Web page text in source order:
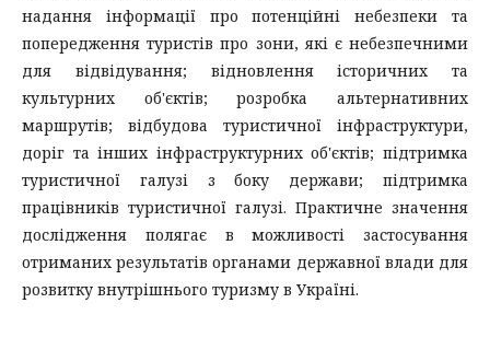
надання інформації про потенційні небезпеки та
попередження туристів про зони, які є небезпечними
для відвідування; відновлення історичних та
культурних об'єктів; розробка альтернативних
маршрутів; відбудова туристичної інфраструктури,
доріг та інших інфраструктурних об'єктів; підтримка
туристичної галузі з боку держави; підтримка
працівників туристичної галузі. Практичне значення
дослідження полягає в можливості застосування
отриманих результатів органами державної влади для
розвитку внутрішнього туризму в Україні.